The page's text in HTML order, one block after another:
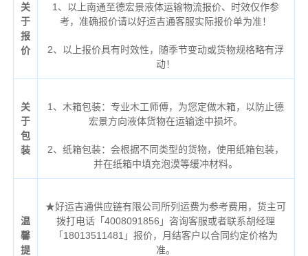
关
于
报
价
1、以上南通至德宏景液体运输物流报价、时效仅作参
考，准确报价请以好运吉通客服实际报价单为准！
2、以上报价具有时效性，随季节变动或货物规格略有浮
动！
关
于
包
装
1、木箱包装：专业木工师傅，为您定做木箱，以防止德
宏景方向液体货物在运输途中损坏。
2、纸箱包装：会根据不同类型的货物，使用纸箱包装，
并在纸箱中填充泡漠等缓冲材料。
温
馨
提
★好运吉通供应链有限公司所列运费为参考费用，货主可
拨打电话「4008091856」咨询客服或者联系胡经理
「18013511481」报价，月结客户以合同约定价格为
准。